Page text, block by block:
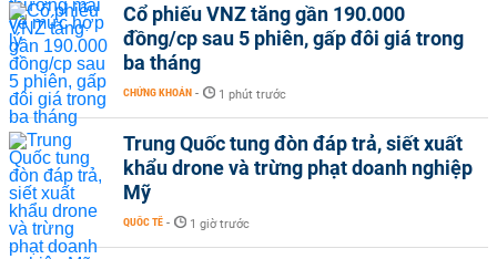
Cổ phiếu VNZ tăng gần 190.000
đồng/cp sau 5 phiên, gấp đôi giá trong
ba tháng
CHỨNG KHOÁN - 1 phút trước
Trung Quốc tung đòn đáp trả, siết xuất
khẩu drone và trừng phạt doanh nghiệp
Mỹ
QUỐC TẾ - 1 giờ trước